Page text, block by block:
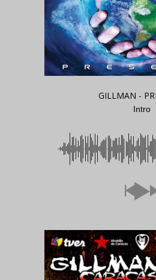
GILLMAN -
Intro